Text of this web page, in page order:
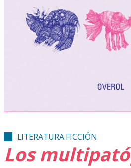
LITERATURA FICCIÓN
Los